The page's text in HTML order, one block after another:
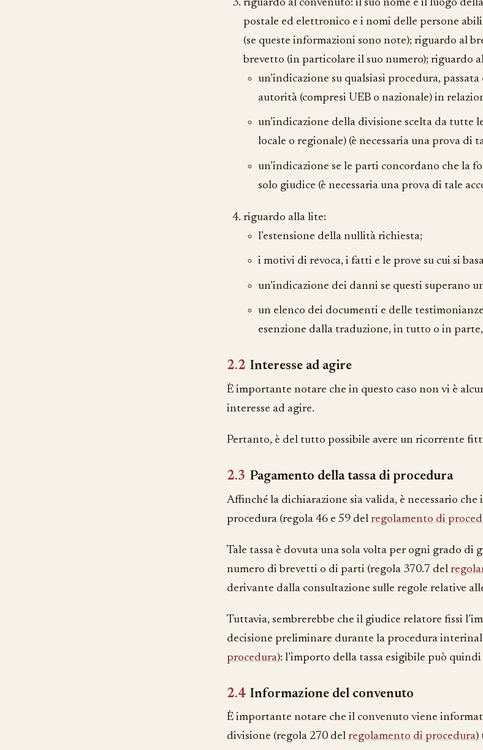
riguardo al convenuto: il suo nome e il luogo della
postale ed elettronico e i nomi delle persone
(se queste informazioni sono note); riguardo al
brevetto (in particolare il suo numero); riguardo
un’indicazione su qualsiasi procedura,
autorità (compresi UEB o nazionale) in
un’indicazione della divisione scelta da tutte
locale o regionale) (è necessaria una prova di
un’indicazione se le parti concordano che la
solo giudice (è necessaria una prova di tale
riguardo alla lite:
l’estensione della nullità richiesta;
i motivi di revoca, i fatti e le prove su cui si
un’indicazione dei danni se questi superano
un elenco dei documenti e delle
esenzione dalla traduzione, in tutto o in
2.2 Interesse ad agire
È importante notare che in questo caso non vi è
interesse ad agire.
Pertanto, è del tutto possibile avere un ricorrente
2.3 Pagamento della tassa di procedura
Affinché la dichiarazione sia valida, è necessario
procedura (regola 46 e 59 del regolamento di
Tale tassa è dovuta una sola volta per ogni grado
numero di brevetti o di parti (regola 370.7 del
derivante dalla consultazione sulle regole relative
Tuttavia, sembrerebbe che il giudice relatore fissi
decisione preliminare durante la procedura
procedura): l’importo della tassa esigibile può
2.4 Informazione del convenuto
È importante notare che il convenuto viene
divisione (regola 270 del regolamento di procedura)